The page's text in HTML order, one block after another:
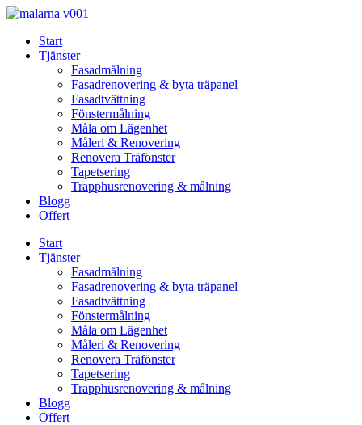
Skip
contentStart
Tjänster
Fasadmålning
Fasadrenovering & byta träpanel
Fasadtvättning
Fönstermålning
Måla om Lägenhet
Måleri & Renovering
Renovera Träfönster
Tapetsering
Trapphusrenovering & målning
Blogg
Offert
Start
Tjänster
Fasadmålning
Fasadrenovering & byta träpanel
Fasadtvättning
Fönstermålning
Måla om Lägenhet
Måleri & Renovering
Renovera Träfönster
Tapetsering
Trapphusrenovering & målning
Blogg
Offert